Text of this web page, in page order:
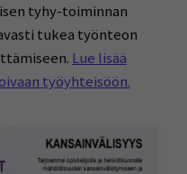
tyhy-toiminnan
tukea työnteon
Lue lisää
työyhteisöön.